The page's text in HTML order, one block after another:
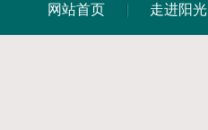
网站首页 走进阳光